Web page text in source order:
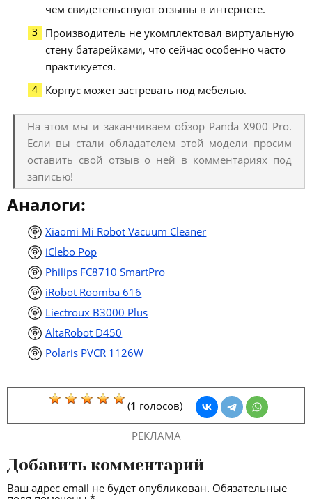
чем свидетельствуют отзывы в интернете.
Производитель не укомплектовал виртуальную
стену батарейками, что сейчас особенно часто
практикуется.
Корпус может застревать под мебелью.
На этом мы и заканчиваем обзор Panda X900 Pro.
Если вы стали обладателем этой модели просим
оставить свой отзыв о ней в комментариях под
записью!
Аналоги:
Xiaomi Mi Robot Vacuum Cleaner
iClebo Pop
Philips FC8710 SmartPro
iRobot Roomba 616
Liectroux B3000 Plus
AltaRobot D450
Polaris PVCR 1126W
(1 голосов)
РЕКЛАМА
Добавить комментарий
Ваш адрес email не будет опубликован. Обязательные